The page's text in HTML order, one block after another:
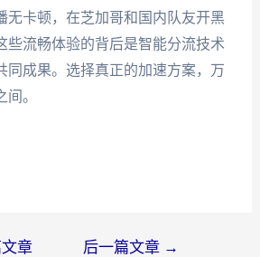
无卡顿，在芝加哥和国内队友开黑
些流畅体验的背后是智能分流技术
同成果。选择真正的加速方案，万
。
章 后一篇文章 →